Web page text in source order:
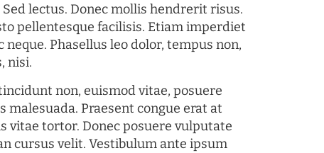
lectus. Donec mollis hendrerit risus.
pellentesque facilisis. Etiam imperdiet
Phasellus leo dolor, tempus non,
nisi.
non, euismod vitae, posuere
malesuada. Praesent congue erat at
vitae tortor. Donec posuere vulputate
cursus velit. Vestibulum ante ipsum